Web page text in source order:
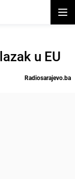
u EU
Radiosarajevo.ba